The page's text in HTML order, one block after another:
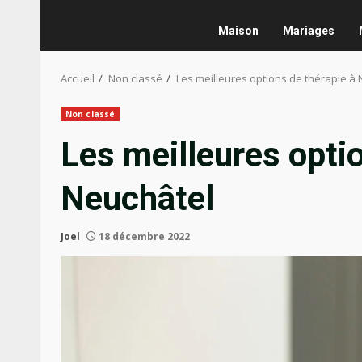
Maison Mariages
Accueil Non classé Les meilleures options de thérapie à
Non classé
Les meilleures
Neuchâtel
Joel 18 décembre 2022